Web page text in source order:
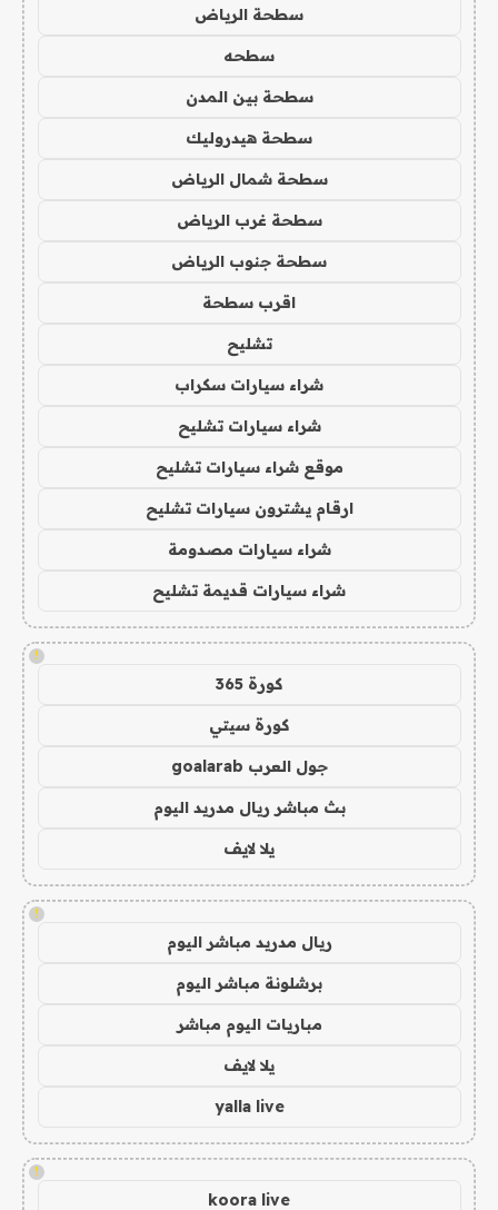
سطحة الرياض
سطحه
سطحة بين المدن
سطحة هيدروليك
سطحة شمال الرياض
سطحة غرب الرياض
سطحة جنوب الرياض
اقرب سطحة
تشليح
شراء سيارات سكراب
شراء سيارات تشليح
موقع شراء سيارات تشليح
ارقام يشترون سيارات تشليح
شراء سيارات مصدومة
شراء سيارات قديمة تشليح
!
كورة 365
كورة سيتي
جول العرب goalarab
بث مباشر ريال مدريد اليوم
يلا لايف
!
ريال مدريد مباشر اليوم
برشلونة مباشر اليوم
مباريات اليوم مباشر
يلا لايف
yalla live
!
koora live